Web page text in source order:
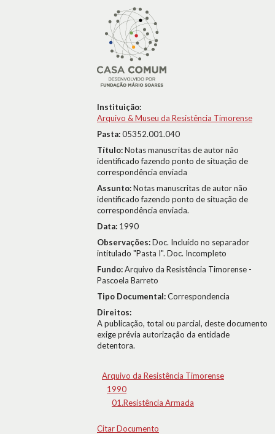
Instituição:
Arquivo & Museu da Resistência Timorense
Pasta:05352.001.040
Título:Notas manuscritas de autor não
identificado fazendo ponto de situação de
correspondência enviada
Assunto:Notas manuscritas de autor não
identificado fazendo ponto de situação de
correspondência enviada.
Data: 1990
Observações:Doc. Incluído no separador
intitulado "Pasta I". Doc. Incompleto
Fundo:Arquivo da Resistência Timorense -
Pascoela Barreto
Tipo Documental:Correspondencia
Direitos:
A publicação, total ou parcial, deste documento
exige prévia autorização da entidade
detentora.
Arquivo da Resistência Timorense
1990
01.Resistência Armada
Citar Documento